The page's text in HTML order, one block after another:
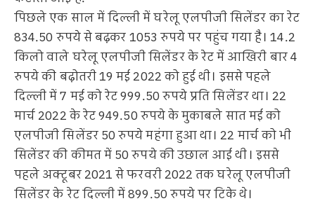
पिछले एक साल में दिल्ली में घरेलू एलपीजी सिलेंडर का रेट
834.50 रुपये से बढ़कर 1053 रुपये पर पहुंच गया है। 14.2
किलो वाले घरेलू एलपीजी सिलेंडर के रेट में आखिरी बार 4
रुपये की बढ़ोतरी 19 मई 2022 को हुई थी। इससे पहले
दिल्ली में 7 मई को रेट 999.50 रुपये प्रति सिलेंडर था। 22
मार्च 2022 के रेट 949.50 रुपये के मुकाबले सात मई को
एलपीजी सिलेंडर 50 रुपये महंगा हुआ था। 22 मार्च को भी
सिलेंडर की कीमत में 50 रुपये की उछाल आई थी। इससे
पहले अक्टूबर 2021 से फरवरी 2022 तक घरेलू एलपीजी
सिलेंडर के रेट दिल्ली में 899.50 रुपये पर टिके थे।